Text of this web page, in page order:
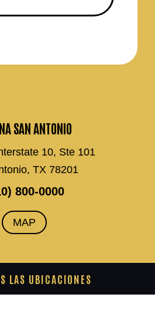
SAN ANTONIO
10, Ste 101
TX 78201
800-0000
MAP
LAS UBICACIONES